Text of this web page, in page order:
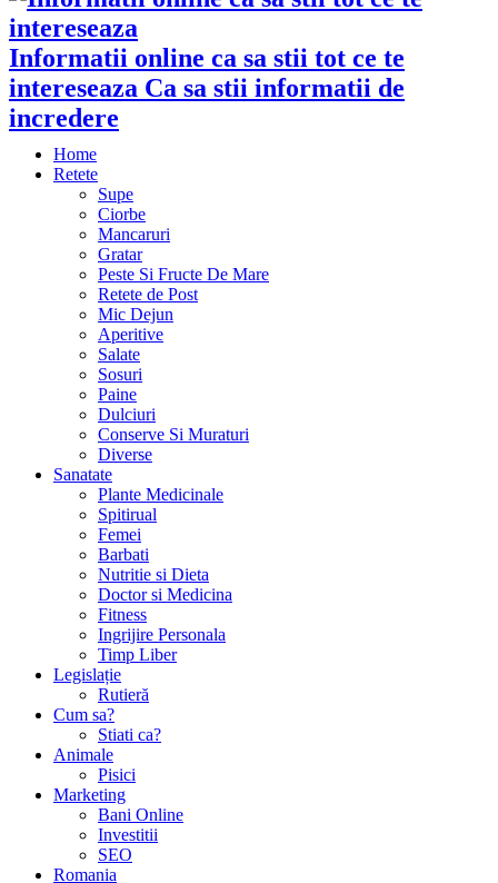
Informatii online ca sa stii tot ce te
intereseaza Ca sa stii informatii de
incredere
Home
Retete
Supe
Ciorbe
Mancaruri
Gratar
Peste Si Fructe De Mare
Retete de Post
Mic Dejun
Aperitive
Salate
Sosuri
Paine
Dulciuri
Conserve Si Muraturi
Diverse
Sanatate
Plante Medicinale
Spitirual
Femei
Barbati
Nutritie si Dieta
Doctor si Medicina
Fitness
Ingrijire Personala
Timp Liber
Legislație
Rutieră
Cum sa?
Stiati ca?
Animale
Pisici
Marketing
Bani Online
Investitii
SEO
Romania